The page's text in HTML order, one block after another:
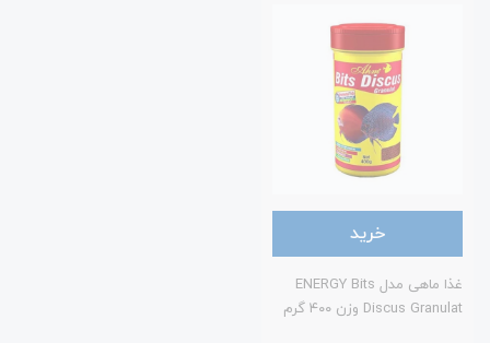
خرید
غذا ماهی مدل ENERGY Bits
Discus Granulat وزن ۴۰۰ گرم